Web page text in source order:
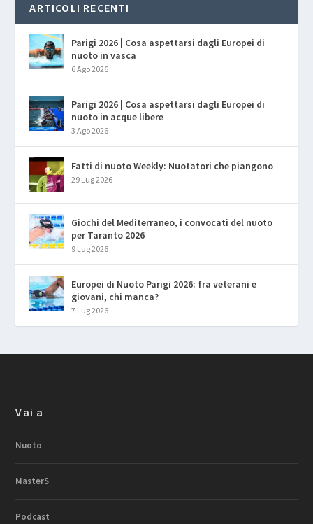
ARTICOLI RECENTI
Parigi 2026 | Cosa aspettarsi dagli Europei di
nuoto in vasca
6 Ago 2026
Parigi 2026 | Cosa aspettarsi dagli Europei di
nuoto in acque libere
3 Ago 2026
Fatti di nuoto Weekly: Nuotatori che piangono
29 Lug 2026
Giochi del Mediterraneo, i convocati del nuoto
per Taranto 2026
9 Lug 2026
Europei di Nuoto Parigi 2026: fra veterani e
giovani, chi manca?
7 Lug 2026
Vai a
Nuoto
MasterS
Podcast